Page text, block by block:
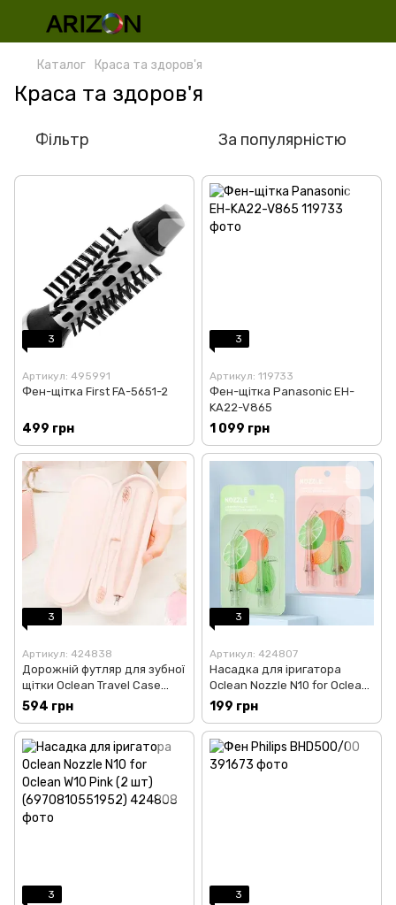
Каталог Краса та здоров'я
Краса та здоров'я
Фільтр За популярністю
3
Артикул: 495991
Фен-щітка First FA-5651-2
499 грн
3
Артикул: 119733
Фен-щітка Panasonic EH-
KA22-V865
1 099 грн
3
Артикул: 424838
Дорожній футляр для зубної
щітки Oclean Travel Case
BB01 for Oclean X Pro/X Pro
Elite/F1 White/Pink
(6970810551228)
594 грн
3
Артикул: 424807
Насадка для іригатора
Oclean Nozzle N10 for Oclean
W10 Green (2 шт)
(6970810551945)
199 грн
3 3